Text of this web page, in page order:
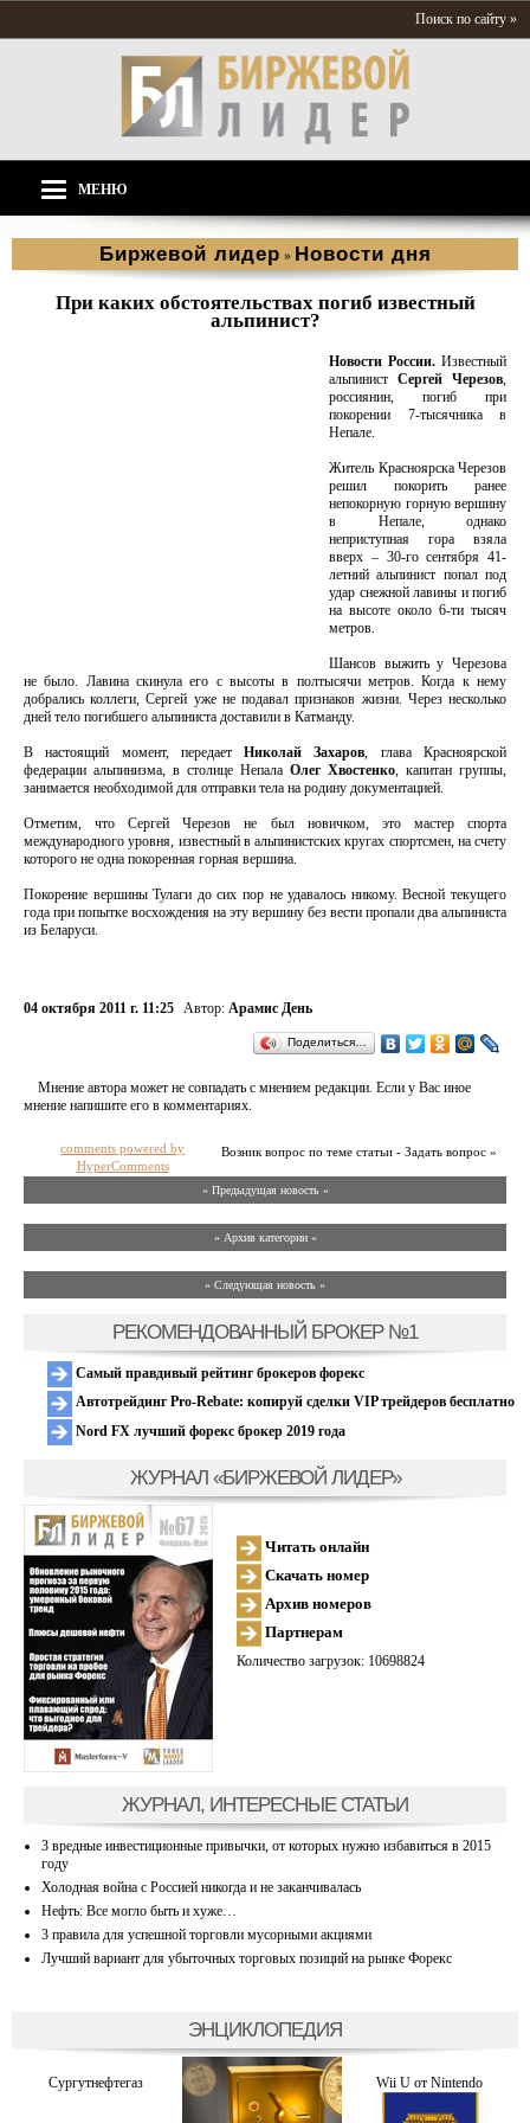
Поиск по сайту »
МЕНЮ
Биржевой лидер » Новости дня
При каких обстоятельствах погиб известный
альпинист?
Новости России. Известный
альпинист Сергей Черезов,
россиянин, погиб при
покорении 7-тысячника в
Непале.
Житель Красноярска Черезов
решил покорить ранее
непокорную горную вершину
в Непале, однако
неприступная гора взяла
вверх – 30-го сентября 41-
летний альпинист попал под
удар снежной лавины и погиб
на высоте около 6-ти тысяч
метров.
Шансов выжить у Черезова
не было. Лавина скинула его с высоты в полтысячи метров. Когда к нему
добрались коллеги, Сергей уже не подавал признаков жизни. Через несколько
дней тело погибшего альпиниста доставили в Катманду.
В настоящий момент, передаетНиколай Захаров, глава Красноярской
федерации альпинизма, в столице Непала Олег Хвостенко, капитан группы,
занимается необходимой для отправки тела на родину документацией.
Отметим, что Сергей Черезов не был новичком, это мастер спорта
международного уровня, известный в альпинистских кругах спортсмен, на счету
которого не одна покоренная горная вершина.
Покорение вершины Тулаги до сих пор не удавалось никому. Весной текущего
года при попытке восхождения на эту вершину без вести пропали два альпиниста
из Беларуси.
04 октября 2011 г. 11:25 Автор: Арамис День
Поделиться…
Мнение автора может не совпадать с мнением редакции. Если у Вас иное
мнение напишите его в комментариях.
Возник вопрос по теме статьи - Задать вопрос »
comments powered by
HyperComments
« Предыдущая новость «
» Архив категории «
» Следующая новость »
РЕКОМЕНДОВАННЫЙ БРОКЕР №1
Самый правдивый рейтинг брокеров форекс
Автотрейдинг Pro-Rebate: копируй сделки VIP трейдеров бесплатно
Nord FX лучший форекс брокер 2019 года
ЖУРНАЛ «БИРЖЕВОЙ ЛИДЕР»
Читать онлайн
Скачать номер
Архив номеров
Партнерам
Количество загрузок: 10698824
ЖУРНАЛ, ИНТЕРЕСНЫЕ СТАТЬИ
3 вредные инвестиционные привычки, от которых нужно избавиться в 2015
году
Холодная война с Россией никогда и не заканчивалась
Нефть: Все могло быть и хуже…
3 правила для успешной торговли мусорными акциями
Лучший вариант для убыточных торговых позиций на рынке Форекс
ЭНЦИКЛОПЕДИЯ
Сургутнефтегаз Wii U от Nintendo